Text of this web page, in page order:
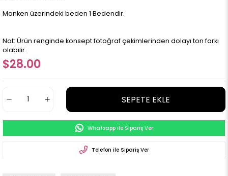
Manken üzerindeki beden 1 Bedendir.
Not: Ürün renginde konsept fotoğraf çekimlerinden dolayı ton farkı
olabilir.
$28.00
Whatsapp ile Sipariş Ver
Telefon ile Sipariş Ver